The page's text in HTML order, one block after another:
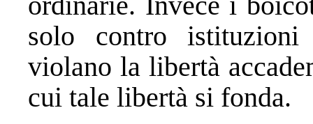
solo contro
violano la libertà
cui tale libertà si fonda.